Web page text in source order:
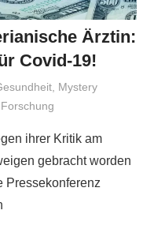
Ärztin:
Covid-19!
Mystery
ihrer Kritik am
gebracht worden
Pressekonferenz